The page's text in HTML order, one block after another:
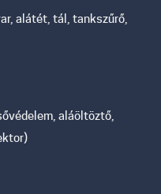
alátét, tál, tankszűrő,
aláöltöztő,